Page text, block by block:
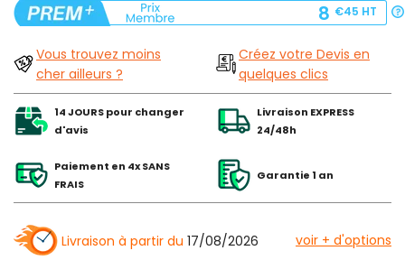
8 €45 HT
Vous trouvez moins
cher ailleurs ?
Créez votre Devis en
quelques clics
14 JOURS pour changer
d'avis
Livraison EXPRESS
24/48h
Paiement en 4x SANS
FRAIS
Garantie 1 an
Livraison à partir du 17/08/2026 voir + d'options